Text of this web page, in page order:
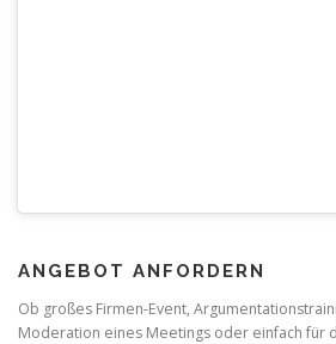
ANGEBOT ANFORDERN
Ob großes Firmen-Event,
Moderation eines Meetings oder einfach für